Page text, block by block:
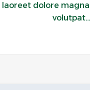
laoreet dolore